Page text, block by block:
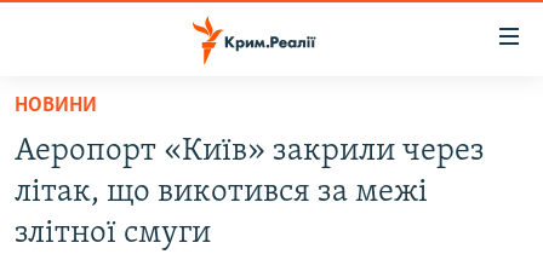
Перейти
основного
матеріалу
Перейти
до
ВОДА.КРИМ
ВІДЕО ТА ФОТО
НОВИНИ
Аеропорт «Київ» закрили через
літак, що викотився за межі
злітної смуги